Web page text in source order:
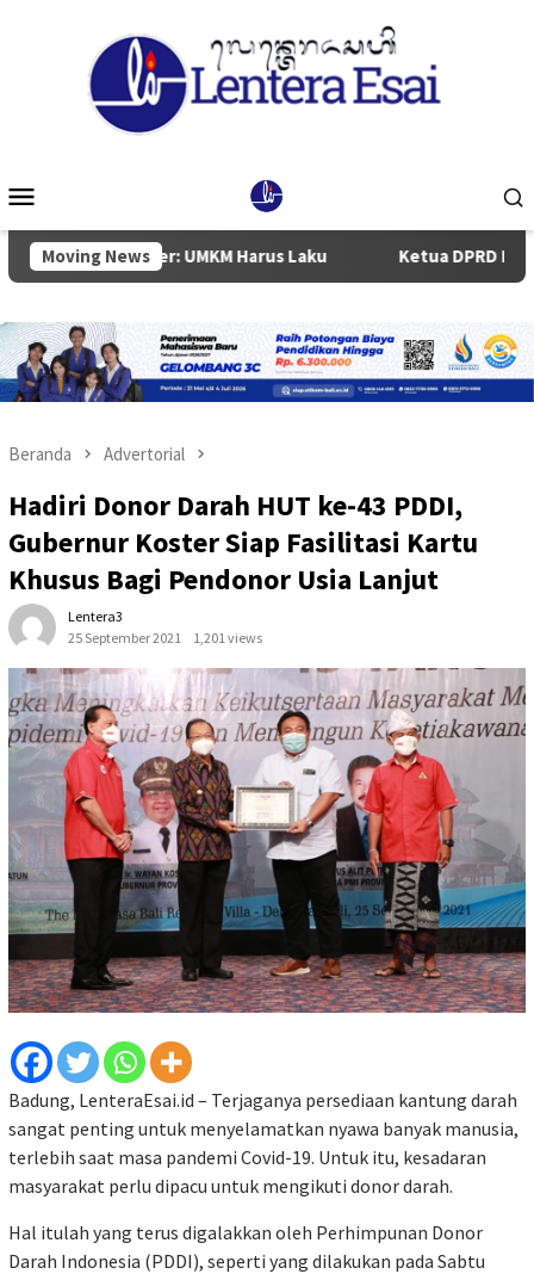
Mobile
Moving News
UMKM Harus Laku Ketua DPRD Badung Anom
Beranda Advertorial
Hadiri Donor Darah HUT ke-43 PDDI,
Gubernur Koster Siap Fasilitasi Kartu
Khusus Bagi Pendonor Usia Lanjut
Lentera3
25 September 2021
1,201 views
Badung, LenteraEsai.id – Terjaganya persediaan kantung darah
sangat penting untuk menyelamatkan nyawa banyak manusia,
terlebih saat masa pandemi Covid-19. Untuk itu, kesadaran
masyarakat perlu dipacu untuk mengikuti donor darah.
Hal itulah yang terus digalakkan oleh Perhimpunan Donor
Darah Indonesia (PDDI), seperti yang dilakukan pada Sabtu